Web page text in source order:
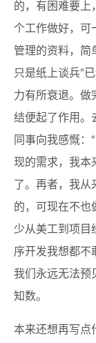
的，有困难要上
个工作做好，可
管理的资料，简
只是纸上谈兵”
力有所衰退。做
结便起了作用。
同事向我感慨：
现的需求，我本
了。再者，我
的，可现在不也
少从美工到项目
序开发我想都不
我们永远无法预
知数。
本来还想再写点